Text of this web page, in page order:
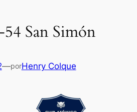
San Simón
—porHenry Colque